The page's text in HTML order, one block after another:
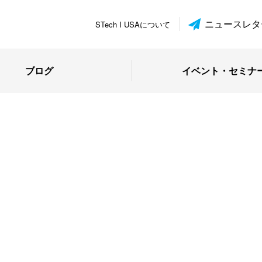
STech I USAについて ニュースレ
ブログ イベント・セミナ